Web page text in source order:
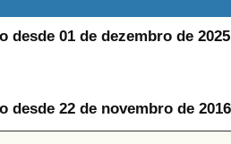
desde 01 de dezembro de
desde 22 de novembro de